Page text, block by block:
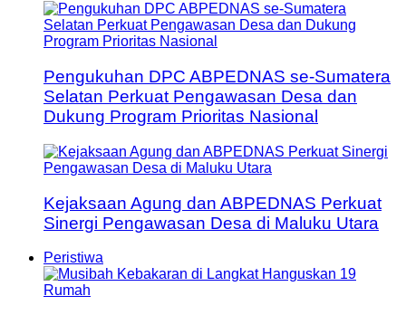
Pengukuhan DPC ABPEDNAS se-Sumatera
Selatan Perkuat Pengawasan Desa dan
Dukung Program Prioritas Nasional
Kejaksaan Agung dan ABPEDNAS Perkuat
Sinergi Pengawasan Desa di Maluku Utara
Peristiwa